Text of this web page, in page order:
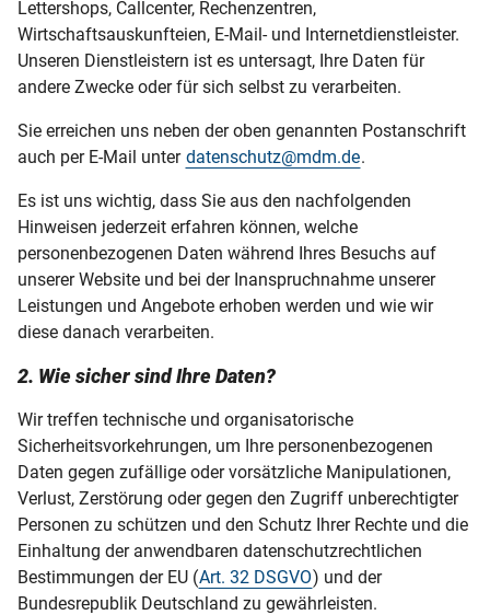
Lettershops, Callcenter, Rechenzentren,
Wirtschaftsauskunfteien, E-Mail- und Internetdienstleister.
Unseren Dienstleistern ist es untersagt, Ihre Daten für
andere Zwecke oder für sich selbst zu verarbeiten.
Sie erreichen uns neben der oben genannten Postanschrift
auch per E-Mail unter datenschutz@mdm.de.
Es ist uns wichtig, dass Sie aus den nachfolgenden
Hinweisen jederzeit erfahren können, welche
personenbezogenen Daten während Ihres Besuchs auf
unserer Website und bei der Inanspruchnahme unserer
Leistungen und Angebote erhoben werden und wie wir
diese danach verarbeiten.
2. Wie sicher sind Ihre Daten?
Wir treffen technische und organisatorische
Sicherheitsvorkehrungen, um Ihre personenbezogenen
Daten gegen zufällige oder vorsätzliche Manipulationen,
Verlust, Zerstörung oder gegen den Zugriff unberechtigter
Personen zu schützen und den Schutz Ihrer Rechte und die
Einhaltung der anwendbaren datenschutzrechtlichen
Bestimmungen der EU (Art. 32 DSGVO) und der
Bundesrepublik Deutschland zu gewährleisten.